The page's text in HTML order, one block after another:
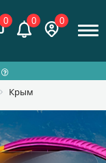
0 0 0
Крым